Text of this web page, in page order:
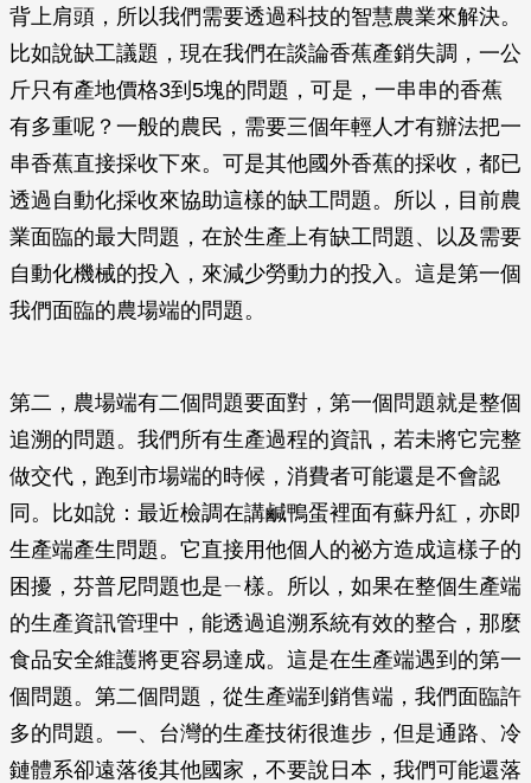
背上肩頭，所以我們需要透過科技的智慧農業來解決。
比如說缺工議題，現在我們在談論香蕉產銷失調，一公
斤只有產地價格3到5塊的問題，可是，一串串的香蕉
有多重呢？一般的農民，需要三個年輕人才有辦法把一
串香蕉直接採收下來。可是其他國外香蕉的採收，都已
透過自動化採收來協助這樣的缺工問題。所以，目前農
業面臨的最大問題，在於生產上有缺工問題、以及需要
自動化機械的投入，來減少勞動力的投入。這是第一個
我們面臨的農場端的問題。
第二，農場端有二個問題要面對，第一個問題就是整個
追溯的問題。我們所有生產過程的資訊，若未將它完整
做交代，跑到市場端的時候，消費者可能還是不會認
同。比如說：最近檢調在講鹹鴨蛋裡面有蘇丹紅，亦即
生產端產生問題。它直接用他個人的祕方造成這樣子的
困擾，芬普尼問題也是ㄧ樣。所以，如果在整個生產端
的生產資訊管理中，能透過追溯系統有效的整合，那麼
食品安全維護將更容易達成。這是在生產端遇到的第一
個問題。第二個問題，從生產端到銷售端，我們面臨許
多的問題。一、台灣的生產技術很進步，但是通路、冷
鏈體系卻遠落後其他國家，不要說日本，我們可能還落